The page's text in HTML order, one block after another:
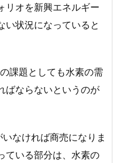
リオを新興エネルギー
い状況になっていると
課題としても水素の需
ばならないというのが
なければ商売になりま
ている部分は、水素の